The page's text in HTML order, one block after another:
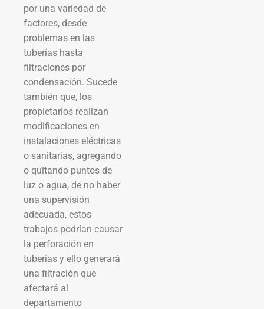
por una variedad de
factores, desde
problemas en las
tuberías hasta
filtraciones por
condensación. Sucede
también que, los
propietarios realizan
modificaciones en
instalaciones eléctricas
o sanitarias, agregando
o quitando puntos de
luz o agua, de no haber
una supervisión
adecuada, estos
trabajos podrían causar
la perforación en
tuberías y ello generará
una filtración que
afectará al
departamento